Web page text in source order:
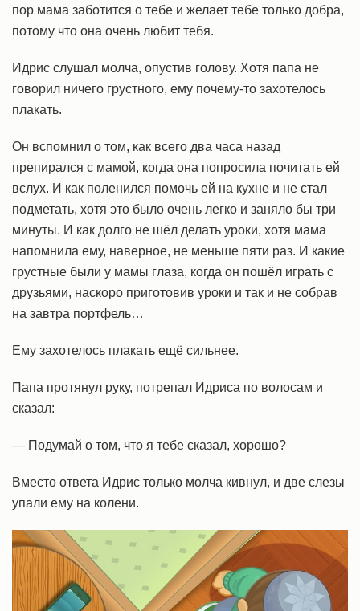
пор мама заботится о тебе и желает тебе только добра,
потому что она очень любит тебя.
Идрис слушал молча, опустив голову. Хотя папа не
говорил ничего грустного, ему почему-то захотелось
плакать.
Он вспомнил о том, как всего два часа назад
препирался с мамой, когда она попросила почитать ей
вслух. И как поленился помочь ей на кухне и не стал
подметать, хотя это было очень легко и заняло бы три
минуты. И как долго не шёл делать уроки, хотя мама
напомнила ему, наверное, не меньше пяти раз. И какие
грустные были у мамы глаза, когда он пошёл играть с
друзьями, наскоро приготовив уроки и так и не собрав
на завтра портфель…
Ему захотелось плакать ещё сильнее.
Папа протянул руку, потрепал Идриса по волосам и
сказал:
— Подумай о том, что я тебе сказал, хорошо?
Вместо ответа Идрис только молча кивнул, и две слезы
упали ему на колени.